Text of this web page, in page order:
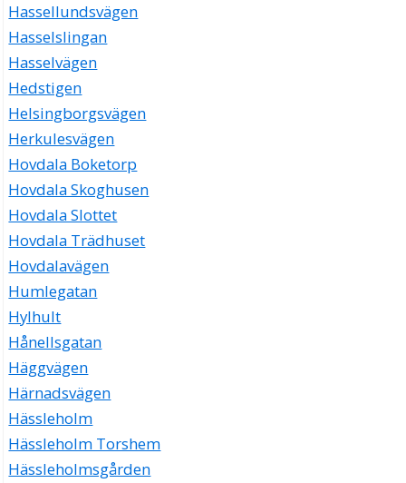
Hassellundsvägen
Hasselslingan
Hasselvägen
Hedstigen
Helsingborgsvägen
Herkulesvägen
Hovdala Boketorp
Hovdala Skoghusen
Hovdala Slottet
Hovdala Trädhuset
Hovdalavägen
Humlegatan
Hylhult
Hånellsgatan
Häggvägen
Härnadsvägen
Hässleholm
Hässleholm Torshem
Hässleholmsgården